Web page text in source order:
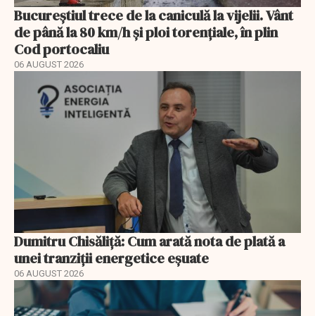
Bucureștiul trece de la caniculă la vijelii. Vânt
de până la 80 km/h și ploi torențiale, în plin
Cod portocaliu
06 AUGUST 2026
Dumitru Chisăliță: Cum arată nota de plată a
unei tranziții energetice eșuate
06 AUGUST 2026